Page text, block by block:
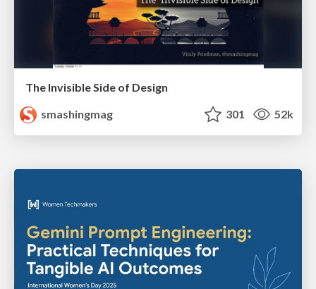
The Invisible Side of Design
smashingmag
301 52k